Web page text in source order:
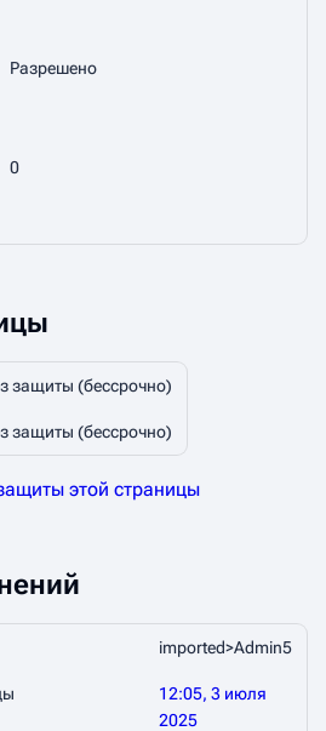
Разрешено
0
защиты (бессрочно)
защиты (бессрочно)
этой страницы
imported>Admin5
12:05, 3 июля
2025